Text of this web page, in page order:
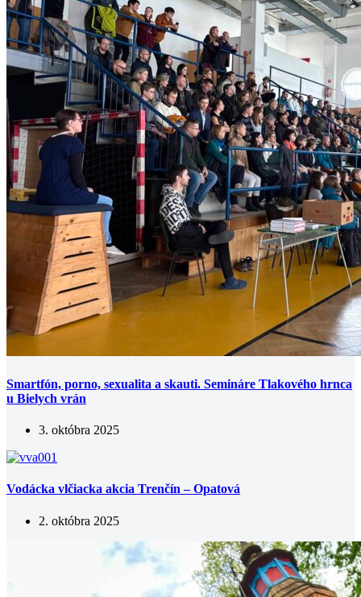
Smartfón, porno, sexualita a skauti. Semináre Tlakového hrnca
u Bielych vrán
3. októbra 2025
Vodácka vlčiacka akcia Trenčín – Opatová
2. októbra 2025